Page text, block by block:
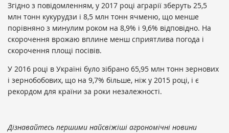
Згідно з повідомленням, у 2017 році аграрії зберуть 25,5
млн тонн кукурудзи і 8,5 млн тонн ячменю, що менше
порівняно з минулим роком на 8,9% і 9,6% відповідно. На
скорочення врожаю вплине менш сприятлива погода і
скорочення площі посівів.
У 2016 році в Україні було зібрано 65,95 млн тонн зернових
і зернобобових, що на 9,7% більше, ніж у 2015 році, і є
рекордом для країни за роки незалежності.
Дізнавайтесь першими найсвіжіші агрономічні новини